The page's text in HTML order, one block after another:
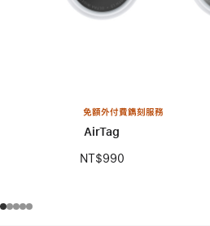
免額外付費鐫刻服務
AirTag
NT$990